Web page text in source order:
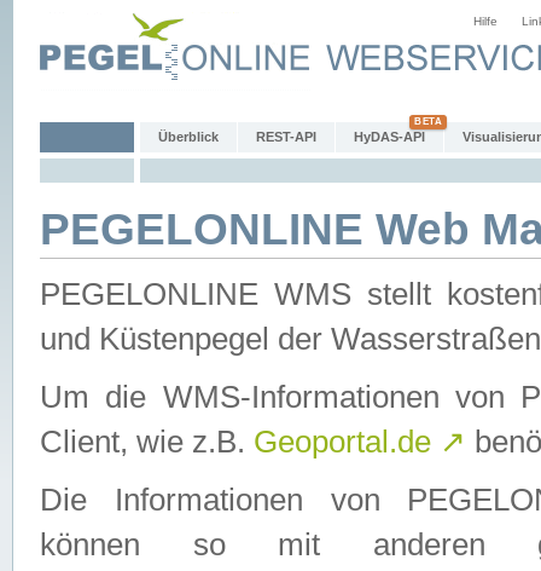
Hilfe
Überblick REST-API HyDAS-API
PEGELONLINE Web
PEGELONLINE WMS stellt
und Küstenpegel der
Um die WMS-Informationen von
Client, wie z.B. Geoportal.de ↗
Die Informationen von
können so mit anderen